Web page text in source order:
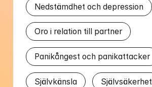
Nedstämdhet och depression
Oro i relation till partner
Panikångest och panikattacker
Självkänsla Självsäkerhet